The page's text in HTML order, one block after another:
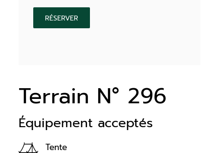
Terrain N° 296
Équipement acceptés
Tente